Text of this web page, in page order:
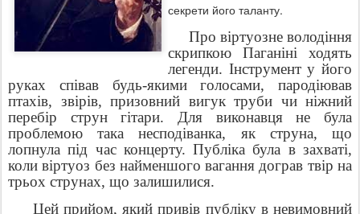
секрети його таланту.
Про віртуозне володіння
скрипкою Паганіні ходять
легенди. Інструмент у його
руках співав будь-якими голосами, пародіював
птахів, звірів, призовний вигук труби чи ніжний
перебір струн гітари. Для виконавця не була
проблемою така несподіванка, як струна, що
лопнула під час концерту. Публіка була в захваті,
коли віртуоз без найменшого вагання дограв твір на
трьох струнах, що залишилися.
Цей прийом, який привів публіку в невимовний